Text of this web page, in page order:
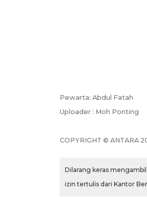
Pewarta: Abdul Fatah
Uploader : Moh Ponting
COPYRIGHT © ANTARA
Dilarang keras
izin tertulis dari Kantor